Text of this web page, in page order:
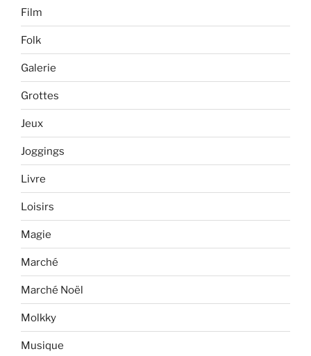
Film
Folk
Galerie
Grottes
Jeux
Joggings
Livre
Loisirs
Magie
Marché
Marché Noël
Molkky
Musique